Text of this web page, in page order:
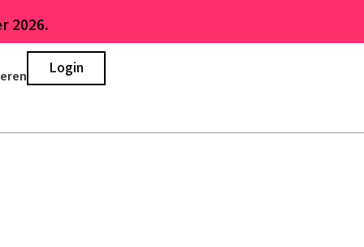
2026.
Login